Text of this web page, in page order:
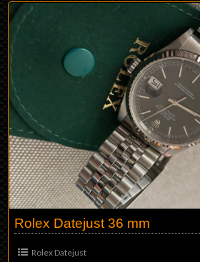
Rolex Datejust 36 mm
Rolex Datejust